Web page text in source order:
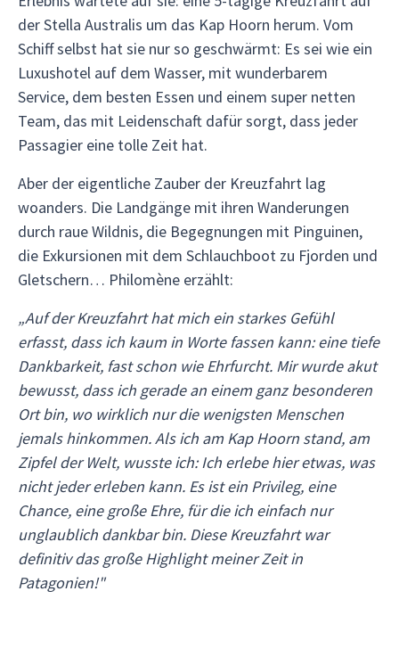
der Stella Australis um das Kap Hoorn herum. Vom
Schiff selbst hat sie nur so geschwärmt: Es sei wie ein
Luxushotel auf dem Wasser, mit wunderbarem
Service, dem besten Essen und einem super netten
Team, das mit Leidenschaft dafür sorgt, dass jeder
Passagier eine tolle Zeit hat.
Aber der eigentliche Zauber der Kreuzfahrt lag
woanders. Die Landgänge mit ihren Wanderungen
durch raue Wildnis, die Begegnungen mit Pinguinen,
die Exkursionen mit dem Schlauchboot zu Fjorden und
Gletschern… Philomène erzählt:
„Auf der Kreuzfahrt hat mich ein starkes Gefühl
erfasst, dass ich kaum in Worte fassen kann: eine tiefe
Dankbarkeit, fast schon wie Ehrfurcht. Mir wurde akut
bewusst, dass ich gerade an einem ganz besonderen
Ort bin, wo wirklich nur die wenigsten Menschen
jemals hinkommen. Als ich am Kap Hoorn stand, am
Zipfel der Welt, wusste ich: Ich erlebe hier etwas, was
nicht jeder erleben kann. Es ist ein Privileg, eine
Chance, eine große Ehre, für die ich einfach nur
unglaublich dankbar bin. Diese Kreuzfahrt war
definitiv das große Highlight meiner Zeit in
Patagonien!"